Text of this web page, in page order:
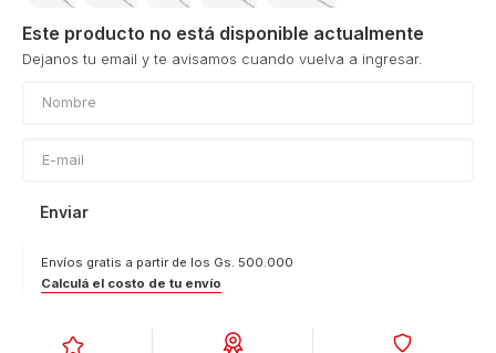
Este producto no está disponible actualmente
Enviar
Envíos gratis a partir de los Gs. 500.000
Calculá el costo de tu envío